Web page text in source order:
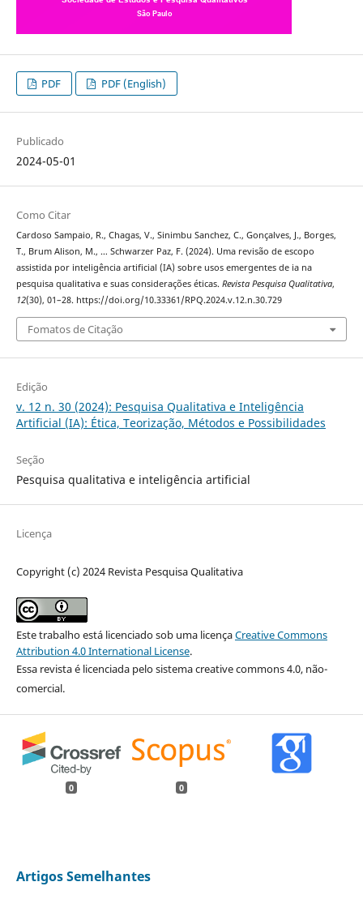
PDF PDF (English)
Publicado
2024-05-01
Como Citar
Cardoso Sampaio, R., Chagas, V., Sinimbu Sanchez, C., Gonçalves, J., Borges,
T., Brum Alison, M., … Schwarzer Paz, F. (2024). Uma revisão de escopo
assistida por inteligência artificial (IA) sobre usos emergentes de ia na
pesquisa qualitativa e suas considerações éticas. Revista Pesquisa Qualitativa,
12(30), 01–28. https://doi.org/10.33361/RPQ.2024.v.12.n.30.729
Fomatos de Citação
Edição
v. 12 n. 30 (2024): Pesquisa Qualitativa e Inteligência
Artificial (IA): Ética, Teorização, Métodos e Possibilidades
Seção
Pesquisa qualitativa e inteligência artificial
Licença
Copyright (c) 2024 Revista Pesquisa Qualitativa
Este trabalho está licenciado sob uma licençaCreative Commons
Attribution 4.0 International License.
Essa revista é licenciada pelo sistema creative commons 4.0, não-
comercial.
0 0
Artigos Semelhantes